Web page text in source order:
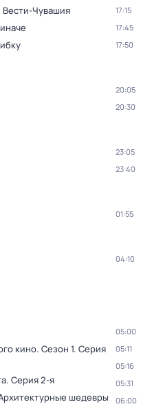
Чувашия 17:15
17:45
17:50
20:05
20:30
23:05
23:40
01:55
04:10
кино. Сезон 1. Серия
. Серия 2-я
шедевры
05:00
05:11
05:16
05:31
06:00